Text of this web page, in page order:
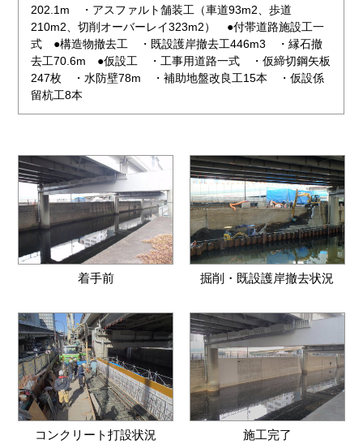
202.1m ・アスファルト舗装工（車道93m2、歩道
210m2、切削オーバーレイ323m2） ●付帯道路施設工一
式 ●構造物撤去工 ・既設護岸撤去工446m3 ・縁石撤
去工70.6m ●仮設工 ・工事用道路一式 ・仮締切鋼矢板
247枚 ・水防壁78m ・補助地盤改良工15本 ・仮設係
留杭工8本
着手前 掘削・既設護岸撤去状況
コンクリート打設状況 施工完了